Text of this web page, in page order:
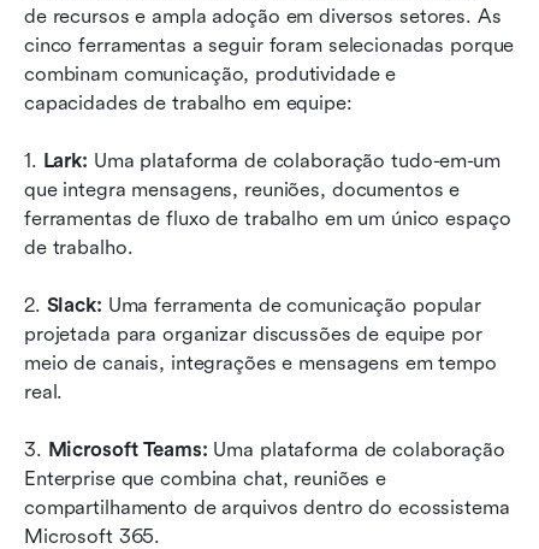
de recursos e ampla adoção em diversos setores. As
cinco ferramentas a seguir foram selecionadas porque
combinam comunicação, produtividade e
capacidades de trabalho em equipe:
1. Lark: Uma plataforma de colaboração tudo-em-um
que integra mensagens, reuniões, documentos e
ferramentas de fluxo de trabalho em um único espaço
de trabalho.
2. Slack: Uma ferramenta de comunicação popular
projetada para organizar discussões de equipe por
meio de canais, integrações e mensagens em tempo
real.
3. Microsoft Teams: Uma plataforma de colaboração
Enterprise que combina chat, reuniões e
compartilhamento de arquivos dentro do ecossistema
Microsoft 365.